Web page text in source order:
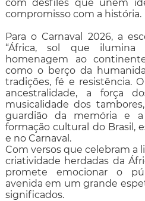
com desfiles que unem
compromisso com a história.
Para o Carnaval 2026, a
“África, sol que ilumina
homenagem ao
como o berço da
tradições, fé e resistência.
ancestralidade, a força
musicalidade dos
guardião da memória e
formação cultural do Brasil,
e no Carnaval.
Com versos que celebram a
criatividade herdadas da
promete emocionar o
avenida em um grande
significados.